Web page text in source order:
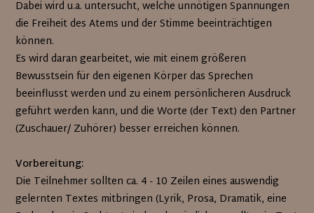
Dabei wird u.a. untersucht, welche unnötigen Spannungen
die Freiheit des Atems und der Stimme beeinträchtigen
können.
Es wird daran gearbeitet, wie mit einem größeren
Bewusstsein für den eigenen Körper das Sprechen
beeinflusst werden und zu einem persönlicheren Ausdruck
geführt werden kann, und die Worte (der Text) den Partner
(Zuschauer/ Zuhörer) besser erreichen können.
Vorbereitung:
Die Teilnehmer sollten ca. 4 - 10 Zeilen eines auswendig
gelernten Textes mitbringen (Lyrik, Prosa, Dramatik, eine